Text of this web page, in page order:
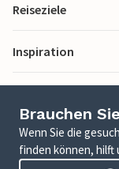
Reiseziele
Inspiration
Brauchen
Wenn Sie die
finden können, hilft